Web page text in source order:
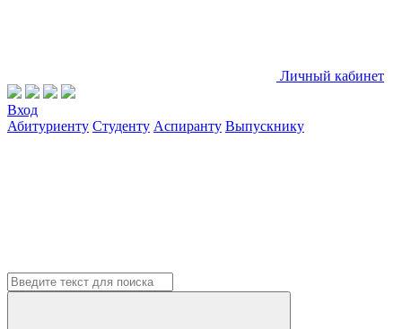
Личный кабинет
Вход
Абитуриенту Студенту Аспиранту Выпускнику